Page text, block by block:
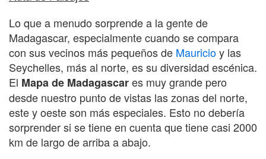
Lo que a menudo sorprende a la gente de
Madagascar, especialmente cuando se compara
con sus vecinos más pequeños de Mauricioy las
Seychelles, más al norte, es su diversidad escénica.
El Mapa de Madagascares muy grande pero
desde nuestro punto de vistas las zonas del norte,
este y oeste son más especiales. Esto no debería
sorprender si se tiene en cuenta que tiene casi 2000
km de largo de arriba a abajo.